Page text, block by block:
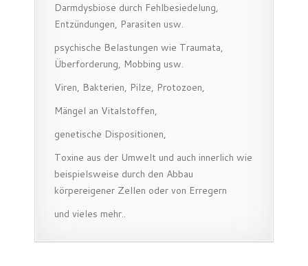
Darmdysbiose durch Fehlbesiedelung,
Entzündungen, Parasiten usw.
psychische Belastungen wie Traumata,
Überforderung, Mobbing usw.
Viren, Bakterien, Pilze, Protozoen,
Mängel an Vitalstoffen,
genetische Dispositionen,
Toxine aus der Umwelt und auch innerlich wie
beispielsweise durch den Abbau
körpereigener Zellen oder von Erregern
und vieles mehr..